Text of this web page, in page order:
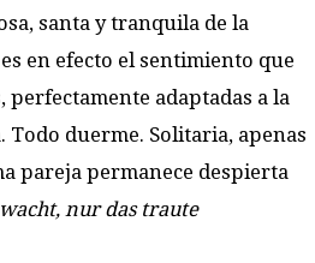
santa y tranquila de la
en efecto el sentimiento que
perfectamente adaptadas a la
Todo duerme. Solitaria, apenas
pareja permanece despierta
nur das traute